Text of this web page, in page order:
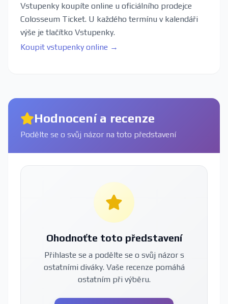
Vstupenky koupíte online u oficiálního prodejce
Colosseum Ticket. U každého termínu v kalendáři
výše je tlačítko Vstupenky.
Koupit vstupenky online →
Hodnocení a recenze
Podělte se o svůj názor na toto představení
Ohodnoťte toto představení
Přihlaste se a podělte se o svůj názor s
ostatními diváky. Vaše recenze pomáhá
ostatním při výběru.